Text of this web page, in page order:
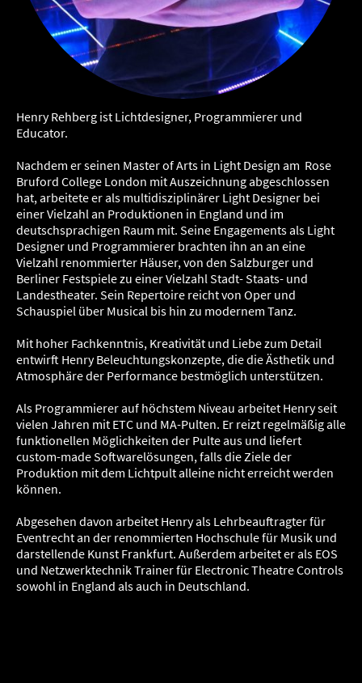
Henry Rehberg ist Lichtdesigner, Programmierer und
Educator.
Nachdem er seinen Master of Arts in Light Design am Rose
Bruford College London mit Auszeichnung abgeschlossen
hat, arbeitete er als multidisziplinärer Light Designer bei
einer Vielzahl an Produktionen in England und im
deutschsprachigen Raum mit. Seine Engagements als Light
Designer und Programmierer brachten ihn an an eine
Vielzahl renommierter Häuser, von den Salzburger und
Berliner Festspiele zu einer Vielzahl Stadt- Staats- und
Landestheater. Sein Repertoire reicht von Oper und
Schauspiel über Musical bis hin zu modernem Tanz.
Mit hoher Fachkenntnis, Kreativität und Liebe zum Detail
entwirft Henry Beleuchtungskonzepte, die die Ästhetik und
Atmosphäre der Performance bestmöglich unterstützen.
Als Programmierer auf höchstem Niveau arbeitet Henry seit
vielen Jahren mit ETC und MA-Pulten. Er reizt regelmäßig alle
funktionellen Möglichkeiten der Pulte aus und liefert
custom-made Softwarelösungen, falls die Ziele der
Produktion mit dem Lichtpult alleine nicht erreicht werden
können.
Abgesehen davon arbeitet Henry als Lehrbeauftragter für
Eventrecht an der renommierten Hochschule für Musik und
darstellende Kunst Frankfurt. Außerdem arbeitet er als EOS
und Netzwerktechnik Trainer für Electronic Theatre Controls
sowohl in England als auch in Deutschland.